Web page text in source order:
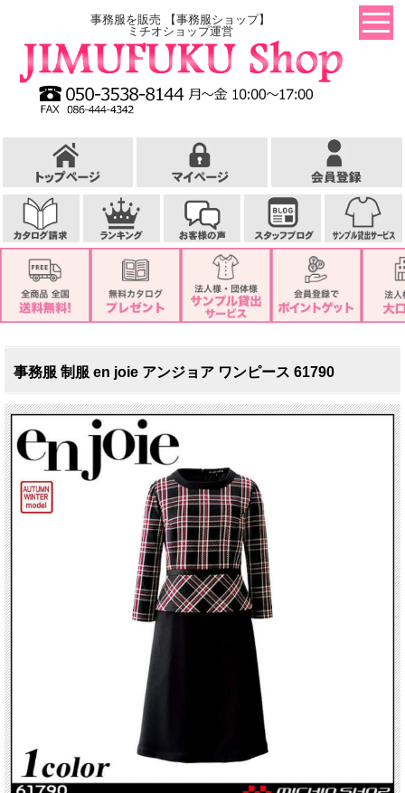
事務服を販売 【事務服ショップ】
ミチオショップ運営
事務服 制服 en joie アンジョア ワンピース 61790